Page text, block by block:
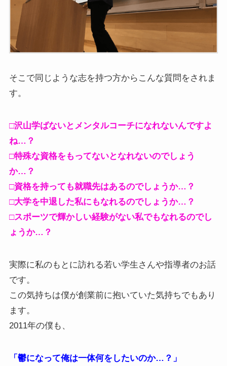
そこで同じような志を持つ方からこんな質問をされま
す。
□沢山学ばないとメンタルコーチになれないんですよ
ね…？
□特殊な資格をもってないとなれないのでしょう
か…？
□資格を持っても就職先はあるのでしょうか…？
□大学を中退した私にもなれるのでしょうか…？
□スポーツで輝かしい経験がない私でもなれるのでし
ょうか…？
実際に私のもとに訪れる若い学生さんや指導者のお話
です。
この気持ちは僕が創業前に抱いていた気持ちでもあり
ます。
2011年の僕も、
「鬱になって俺は一体何をしたいのか…？」